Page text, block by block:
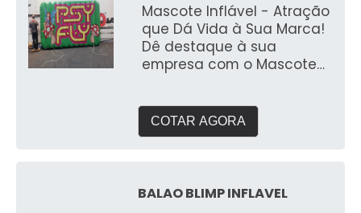
Mascote Inflável - Atração
que Dá Vida à Sua Marca!
Dê destaque à sua
empresa com o Mascote
para atrair atenção e
engajar o público.
perfeito para eventos,
COTAR AGORA
BALAO BLIMP INFLAVEL